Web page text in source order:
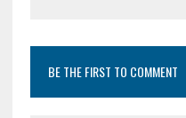
BE THE FIRST TO COMMENT